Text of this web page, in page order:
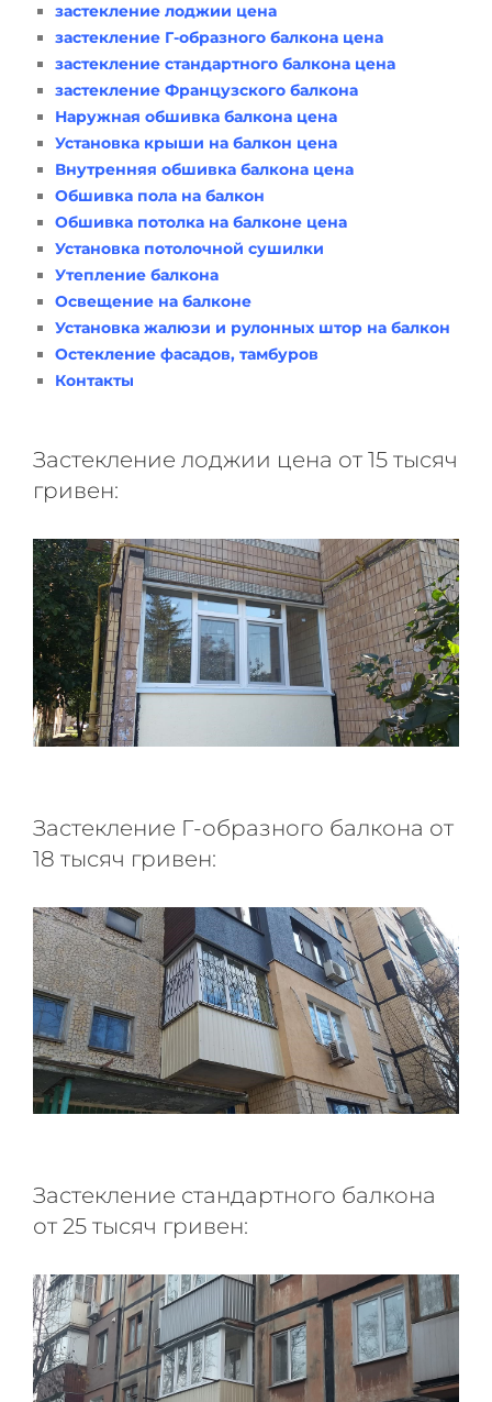
застекление лоджии цена
застекление Г-образного балкона цена
застекление стандартного балкона цена
застекление Французского балкона
Наружная обшивка балкона цена
Установка крыши на балкон цена
Внутренняя обшивка балкона цена
Обшивка пола на балкон
Обшивка потолка на балконе цена
Установка потолочной сушилки
Утепление балкона
Освещение на балконе
Установка жалюзи и рулонных штор на балкон
Остекление фасадов, тамбуров
Контакты
Застекление лоджии цена от 15 тысяч
гривен:
Застекление Г-образного балкона от
18 тысяч гривен:
Застекление стандартного балкона
от 25 тысяч гривен: